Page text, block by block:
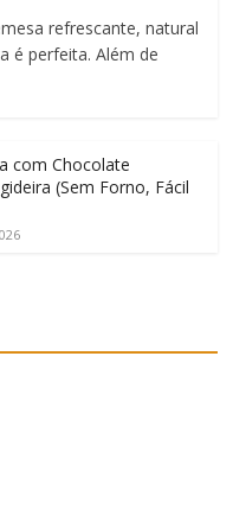
refrescante, natural
é perfeita. Além de
com Chocolate
(Sem Forno, Fácil